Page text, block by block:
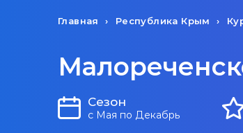
Главная Республика Крым
Сезон
с Мая по Декабрь